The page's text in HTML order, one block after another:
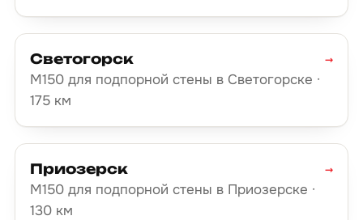
Светогорск
М150 для подпорной стены в Светогорске ·
175 км
→
Приозерск
М150 для подпорной стены в Приозерске ·
130 км
→